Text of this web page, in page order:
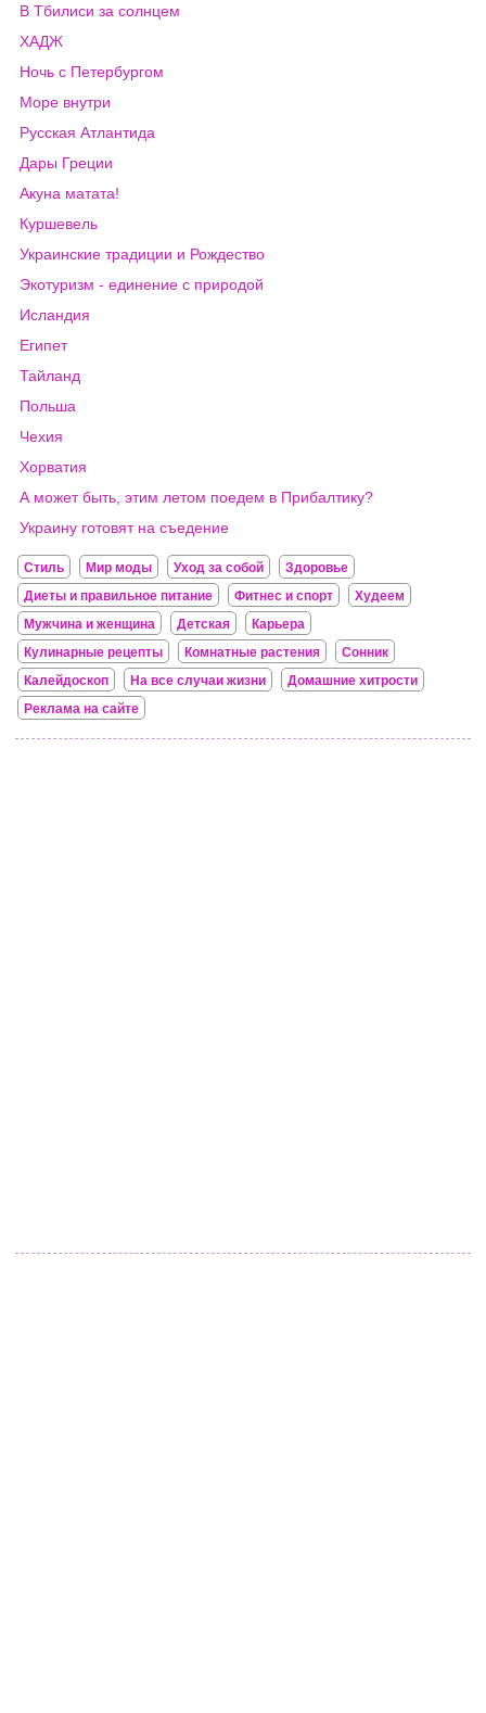
В Тбилиси за солнцем
ХАДЖ
Ночь с Петербургом
Море внутри
Русская Атлантида
Дары Греции
Акуна матата!
Куршевель
Украинские традиции и Рождество
Экотуризм - единение с природой
Исландия
Египет
Тайланд
Польша
Чехия
Хорватия
А может быть, этим летом поедем в Прибалтику?
Украину готовят на съедение
Стиль Мир моды Уход за собой
Здоровье
Диеты и правильное питание
Фитнес и спорт
Худеем
Мужчина и женщина
Детская
Карьера
Кулинарные рецепты
Комнатные растения
Сонник
Калейдоскоп
На все случаи жизни
Домашние хитрости
Реклама на сайте